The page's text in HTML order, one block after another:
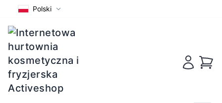
Polski